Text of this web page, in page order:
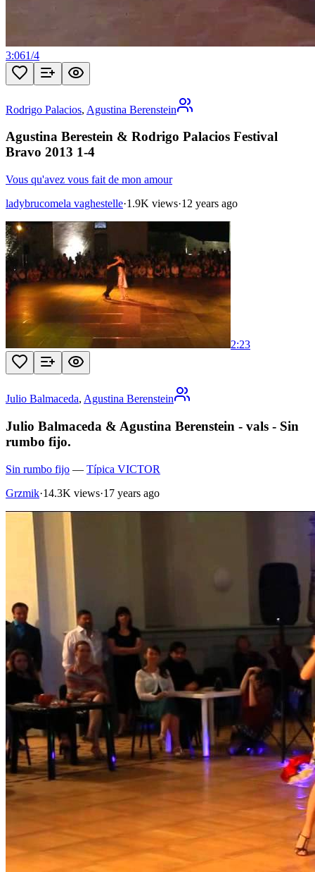
3:061/4
Rodrigo Palacios, Agustina Berenstein
Agustina Berestein & Rodrigo Palacios Festival
Bravo 2013 1-4
Vous qu'avez vous fait de mon amour
ladybrucomela vaghestelle·1.9K views·12 years ago
2:23
Julio Balmaceda, Agustina Berenstein
Julio Balmaceda & Agustina Berenstein - vals - Sin
rumbo fijo.
Sin rumbo fijo — Típica VICTOR
Grzmik·14.3K views·17 years ago